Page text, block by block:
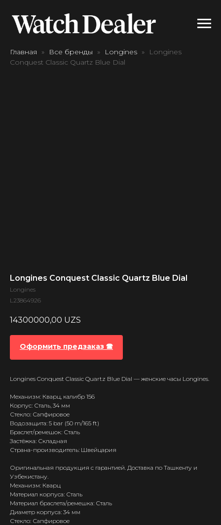
Главная Все бренды Longines
Longines
Conquest Classic Quartz Blue Dial
Longines Conquest Classic Quartz Blue Dial
Longines
L23864926
14300000,00 UZS
Оформить предзаказ 🕿
Longines Conquest Classic Quartz Blue Dial — женские часы Longines.
Механизм: Кварц, калибр 156
Корпус: Сталь, 34 мм
Стекло: Сапфировое
Водозащита: 5 bar (50 m/165 ft)
Браслет/ремешок: Сталь
Застёжка: Складная
Страна-производитель: Швейцария
Оригинальная продукция с гарантией. Доставка по Ташкенту и
Узбекистану.
Механизм: Кварц
Материал корпуса: Сталь
Материал браслета/ремешка: Сталь
Диаметр корпуса: 34 мм
Стекло: Сапфировое